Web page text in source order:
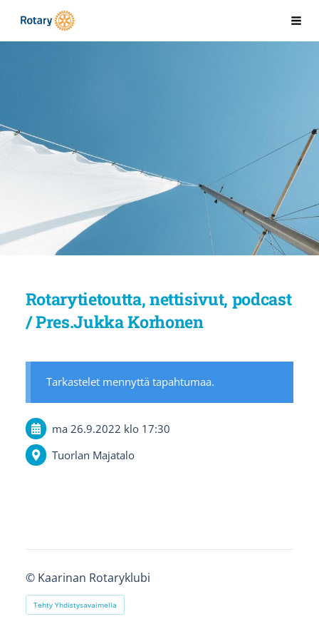
Siirry
Kaarinan Rotaryklubi
Rotarytietoutta, nettisivut, podcast
/ Pres.Jukka Korhonen
Tarkastelet mennyttä tapahtumaa.
ma 26.9.2022 klo 17:30
Tuorlan Majatalo
© Kaarinan Rotaryklubi
Tehty Yhdistysavaimella